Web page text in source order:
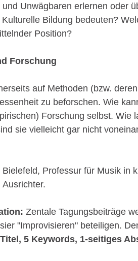
Unwägbaren erlernen oder
Bildung bedeuten?
Position?
Forschung
auf Methoden (bzw.
zu beforschen. Wie
Forschung selbst.
sie vielleicht gar nicht
Professur für Musik in
Zentale Tagungsbeiträge
"Improvisieren" beteiligen.
5 Keywords, 1-seitiges